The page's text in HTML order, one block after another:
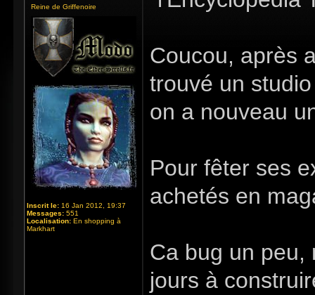
Reine de Griffenoire
Inscrit le: 16 Jan 2012, 19:37
Messages: 551
Localisation: En shopping à
Markhart
Coucou, après
trouvé un
on a nouveau
Pour fêter ses
achetés en
Ca bug un peu,
jours à